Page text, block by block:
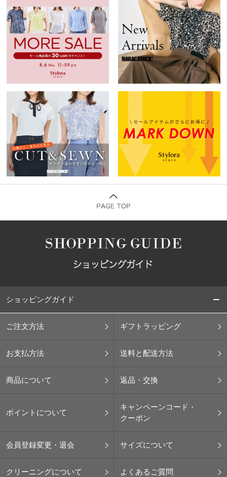
ショッピングガイド
ご注文方法 ギフトラッピング
お支払方法 送料と配送方法
商品について 返品・交換
ポイントについて
キャンペーンコード・
クーポン
会員登録変更・退会 サイズについて
クリーニングについて よくあるご質問